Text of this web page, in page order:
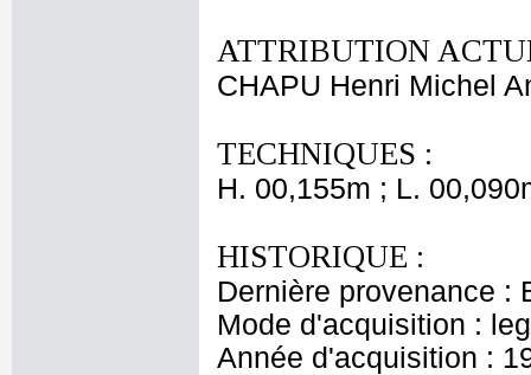
ATTRIBUTION
CHAPU Henri Michel
TECHNIQUES :
H. 00,155m ; L.
HISTORIQUE :
Dernière provenance :
Mode d'acquisition :
Année d'acquisition :